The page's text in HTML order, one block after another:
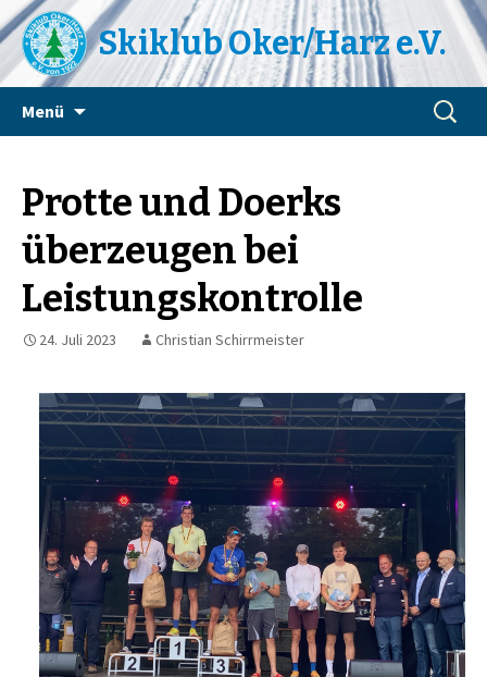
Skiklub Oker/Harz e.V.
Menü
Suchen
nach:
Protte und Doerks
überzeugen bei
Leistungskontrolle
24. Juli 2023 Christian Schirrmeister